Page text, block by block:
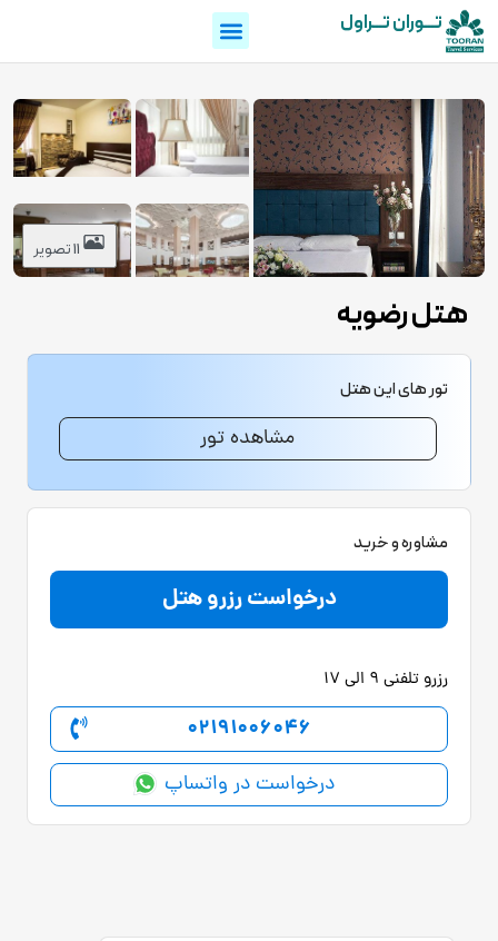
تـــوران تـــراول
11 تصویر
هتل رضویه
تور های این هتل
مشاهده تور
مشاوره و خرید
درخواست رزرو هتل
رزرو تلفنی 9 الی 17
02191006046
درخواست در واتساپ